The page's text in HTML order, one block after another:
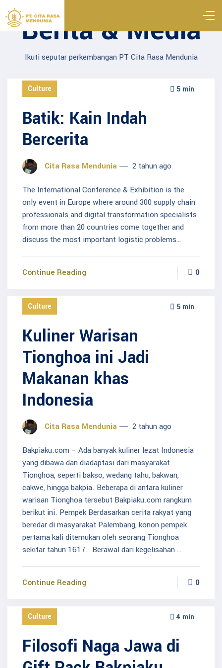
Berita & Media
Ikuti seputar perkembangan PT Cita Rasa Mendunia
Culture 5 min
Batik: Kain Indah
Bercerita
Cita Rasa Mendunia 2 tahun ago
The International Conference & Exhibition is the
only event in Europe where around 300 supply chain
professionals and digital transformation specialists
from more than 20 countries come together and
discuss the most important logistic problems…
Continue Reading 0
Culture 5 min
Kuliner Warisan
Tionghoa ini Jadi
Makanan khas
Indonesia
Cita Rasa Mendunia 2 tahun ago
Bakpiaku.com – Ada banyak kuliner lezat Indonesia
yang dibawa dan diadaptasi dari masyarakat
Tionghoa, seperti bakso, wedang tahu, bakwan,
cakwe, hingga bakpia. Beberapa di antara kuliner
warisan Tionghoa tersebut Bakpiaku.com rangkum
berikut ini. Pempek Berdasarkan cerita rakyat yang
beredar di masyarakat Palembang, konon pempek
pertama kali ditemukan oleh seorang Tionghoa
sekitar tahun 1617. Berawal dari kegelisahan …
Continue Reading 0
Culture 4 min
Filosofi Naga Jawa di